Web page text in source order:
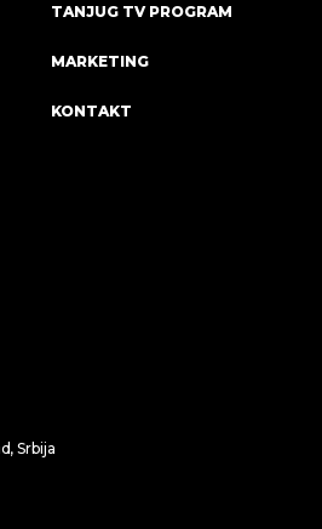
TANJUG TV PROGRAM
MARKETING
KONTAKT
Srbija